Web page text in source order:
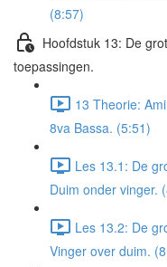
(8:57)
Hoofdstuk 13: De
toepassingen.
13 Theorie:
8va Bassa. (5:51)
Les 13.1: De
Duim onder vinger.
Les 13.2: De
Vinger over duim.